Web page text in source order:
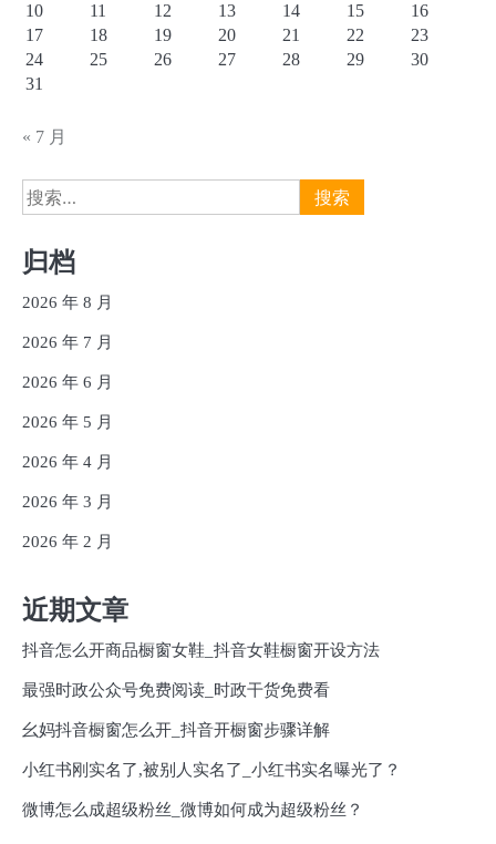
10
11 12 13 14 15
16
17
18 19 20 21 22
23
24
25 26 27 28 29
30
31
« 7 月
搜
索：
归档
2026 年 8 月
2026 年 7 月
2026 年 6 月
2026 年 5 月
2026 年 4 月
2026 年 3 月
2026 年 2 月
近期文章
抖音怎么开商品橱窗女鞋_抖音女鞋橱窗开设方法
最强时政公众号免费阅读_时政干货免费看
幺妈抖音橱窗怎么开_抖音开橱窗步骤详解
小红书刚实名了,被别人实名了_小红书实名曝光了？
微博怎么成超级粉丝_微博如何成为超级粉丝？